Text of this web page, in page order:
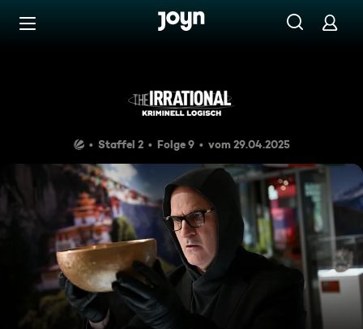
Zum Inhalt springen
Der Schatz der anderen
Staffel 2 Folge 9 vom 29.04.2025